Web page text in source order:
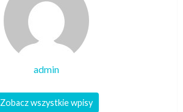
admin
Zobacz wszystkie wpisy